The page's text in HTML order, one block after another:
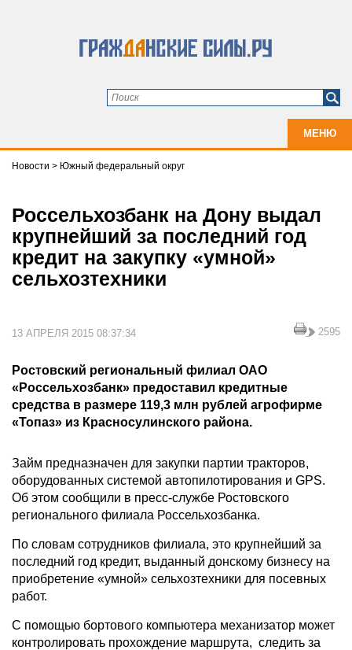
МЕНЮ
Новости > Южный федеральный округ
Россельхозбанк на Дону выдал
крупнейший за последний год
кредит на закупку «умной»
сельхозтехники
13 АПРЕЛЯ 2015 08:37:34 2595
Ростовский региональный филиал ОАО
«Россельхозбанк» предоставил кредитные
средства в размере 119,3 млн рублей агрофирме
«Топаз» из Красносулинского района.
Займ предназначен для закупки партии тракторов,
оборудованных системой автопилотирования и GPS.
Об этом сообщили в пресс-службе Ростовского
регионального филиала Россельхозбанка.
По словам сотрудников филиала, это крупнейший за
последний год кредит, выданный донскому бизнесу на
приобретение «умной» сельхозтехники для посевных
работ.
С помощью бортового компьютера механизатор может
контролировать прохождение маршрута, следить за